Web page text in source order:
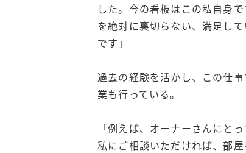
した。今の看板はこの私自身
を絶対に裏切らない、満足し
です」
過去の経験を活かし、この仕
業も行っている。
「例えば、オーナーさんにと
私にご相談いただければ、部